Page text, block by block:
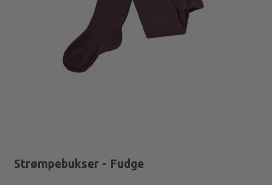
Strømpebukser - Fudge